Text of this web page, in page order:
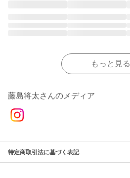
もっと見る
藤島将太さんのメディア
特定商取引法に基づく表記